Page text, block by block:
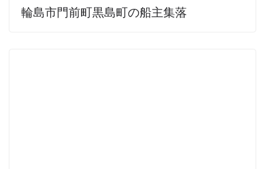
輪島市門前町黒島町の船主集落